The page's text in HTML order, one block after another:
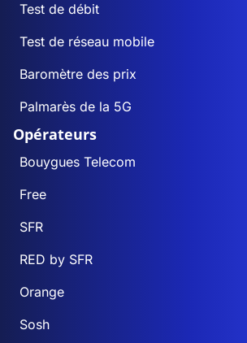
Test de débit
Test de réseau mobile
Baromètre des prix
Palmarès de la 5G
Opérateurs
Bouygues Telecom
Free
SFR
RED by SFR
Orange
Sosh